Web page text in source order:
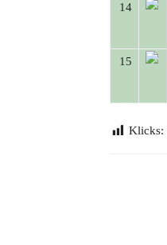
14
15
Klicks: